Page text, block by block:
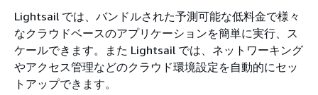
Lightsail では、バンドルされた予測可能な低料金で様々
なクラウドベースのアプリケーションを簡単に実行、ス
ケールできます。また Lightsail では、ネットワーキング
やアクセス管理などのクラウド環境設定を自動的にセッ
トアップできます。